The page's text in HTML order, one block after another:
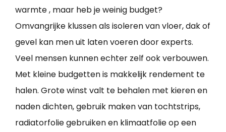
warmte , maar heb je weinig budget?
Omvangrijke klussen als isoleren van vloer, dak of
gevel kan men uit laten voeren door experts.
Veel mensen kunnen echter zelf ook verbouwen.
Met kleine budgetten is makkelijk rendement te
halen. Grote winst valt te behalen met kieren en
naden dichten, gebruik maken van tochtstrips,
radiatorfolie gebruiken en klimaatfolie op een